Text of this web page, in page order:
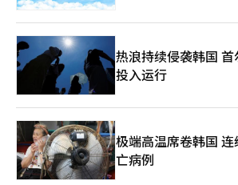
热浪持续侵袭韩国
投入运行
极端高温席卷韩国
亡病例